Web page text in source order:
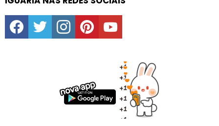
facebooktwitter instagrampinterestyoutube